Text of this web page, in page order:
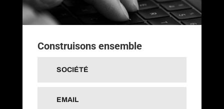
Construisons ensemble